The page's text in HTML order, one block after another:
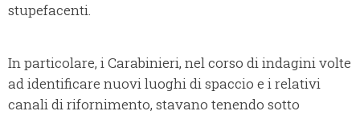
stupefacenti.
In particolare, i Carabinieri, nel corso di indagini volte
ad identificare nuovi luoghi di spaccio e i relativi
canali di rifornimento, stavano tenendo sotto